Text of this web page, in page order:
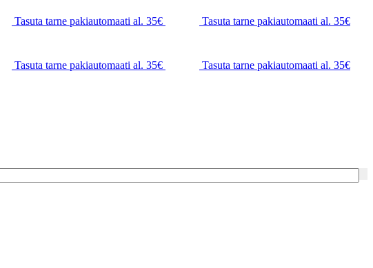
Tasuta tarne pakiautomaati al. 35€
Tasuta tarne pakiautomaati al. 35€
Tasuta tarne pakiautomaati al. 35€
Tasuta tarne pakiautomaati al. 35€